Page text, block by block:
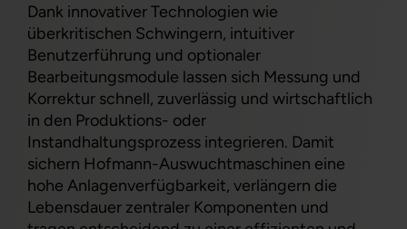
Dank innovativer Technologien wie
überkritischen Schwingern, intuitiver
Benutzerführung und optionaler
Bearbeitungsmodule lassen sich Messung und
Korrektur schnell, zuverlässig und wirtschaftlich
in den Produktions- oder
Instandhaltungsprozess integrieren. Damit
sichern Hofmann-Auswuchtmaschinen eine
hohe Anlagenverfügbarkeit, verlängern die
Lebensdauer zentraler Komponenten und